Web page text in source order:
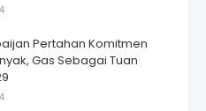
Pertahan Komitmen
Gas Sebagai Tuan